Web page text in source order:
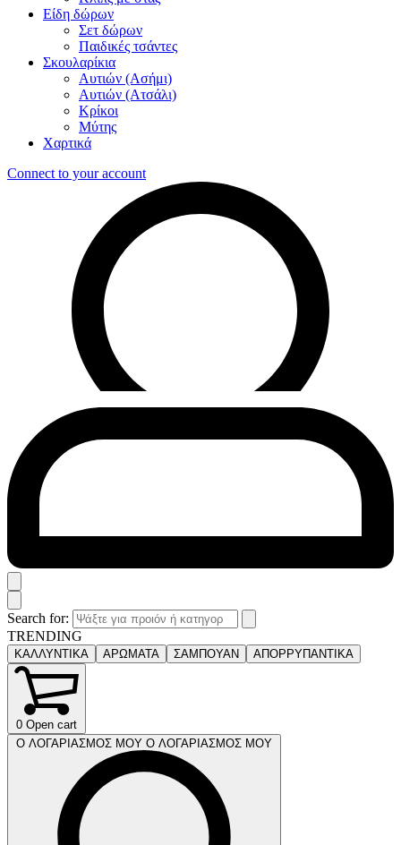
Είδη δώρων
Σετ δώρων
Παιδικές τσάντες
Σκουλαρίκια
Αυτιών (Ασήμι)
Αυτιών (Ατσάλι)
Κρίκοι
Μύτης
Χαρτικά
Connect to your account
Search for:
TRENDING
ΚΑΛΛΥΝΤΙΚΑ ΑΡΩΜΑΤΑ ΣΑΜΠΟΥΑΝ ΑΠΟΡΡΥΠΑΝΤΙΚΑ
0 Open cart
Ο ΛΟΓΑΡΙΑΣΜΟΣ ΜΟΥ Ο ΛΟΓΑΡΙΑΣΜΟΣ ΜΟΥ